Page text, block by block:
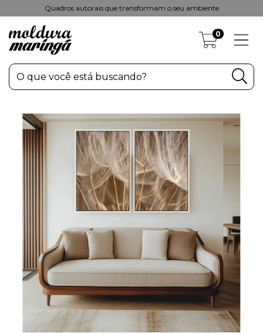
Quadros autorais que transformam o seu ambiente
0